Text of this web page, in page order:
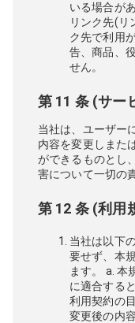
いる場合が
リンク先(リ
ク先で利用
告、商品、
せん。
第 11 条 (サー
当社は、ユーザー
内容を変更しまた
ができるものとし
害について一切の
第 12 条 (利用
当社は以下
要せず、本
ます。 a. 本
に適合する
利用契約の
変更後の内